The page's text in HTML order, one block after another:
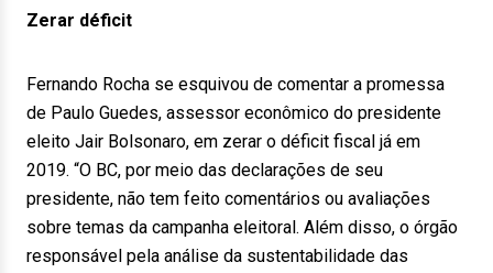
Zerar déficit
Fernando Rocha se esquivou de comentar a promessa
de Paulo Guedes, assessor econômico do presidente
eleito Jair Bolsonaro, em zerar o déficit fiscal já em
2019. “O BC, por meio das declarações de seu
presidente, não tem feito comentários ou avaliações
sobre temas da campanha eleitoral. Além disso, o órgão
responsável pela análise da sustentabilidade das